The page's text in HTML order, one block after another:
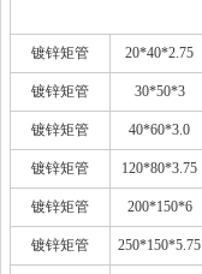
镀锌矩管 20*40*2.75
镀锌矩管 30*50*3
镀锌矩管 40*60*3.0
镀锌矩管 120*80*3.75
镀锌矩管 200*150*6
镀锌矩管 250*150*5.75